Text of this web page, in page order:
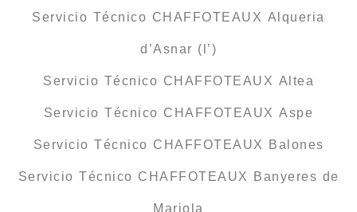
Servicio Técnico CHAFFOTEAUX Alqueria
d’Asnar (l’)
Servicio Técnico CHAFFOTEAUX Altea
Servicio Técnico CHAFFOTEAUX Aspe
Servicio Técnico CHAFFOTEAUX Balones
Servicio Técnico CHAFFOTEAUX Banyeres de
Mariola